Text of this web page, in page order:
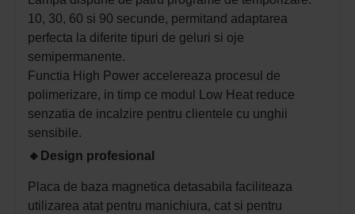
10, 30, 60 si 90 secunde, permitand adaptarea
perfecta la diferite tipuri de geluri si oje
semipermanente.
Functia High Power accelereaza procesul de
polimerizare, in timp ce modul Low Heat reduce
senzatia de incalzire pentru clientele cu unghii
sensibile.
🔸 Design profesional
Placa de baza magnetica detasabila faciliteaza
utilizarea atat pentru manichiura, cat si pentru